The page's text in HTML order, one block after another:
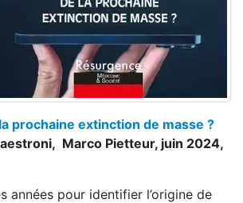
prochaine extinction de masse ?
Marco Pietteur, juin 2024,
années pour identifier l’origine de